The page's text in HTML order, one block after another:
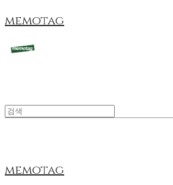
memotag
memotag